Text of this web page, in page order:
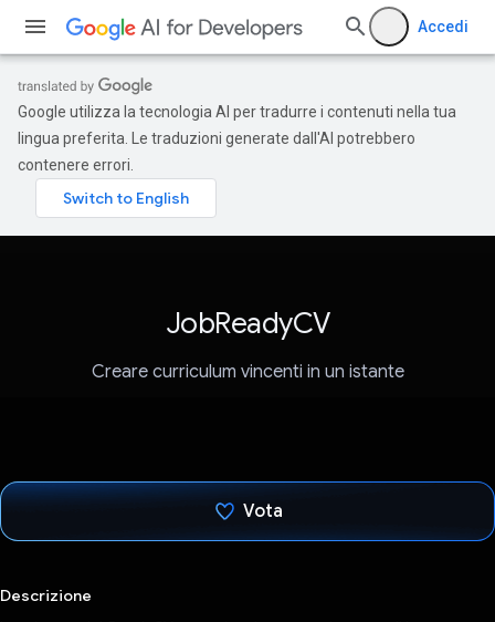
Accedi
Google utilizza la tecnologia AI per tradurre i contenuti nella tua
lingua preferita. Le traduzioni generate dall'AI potrebbero
contenere errori.
JobReadyCV
Creare curriculum vincenti in un istante
Vota
Descrizione